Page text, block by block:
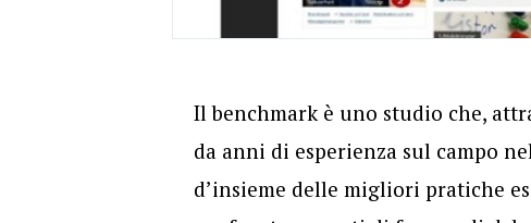
Il benchmark è uno studio che,
da anni di esperienza sul campo
d’insieme delle migliori pratiche